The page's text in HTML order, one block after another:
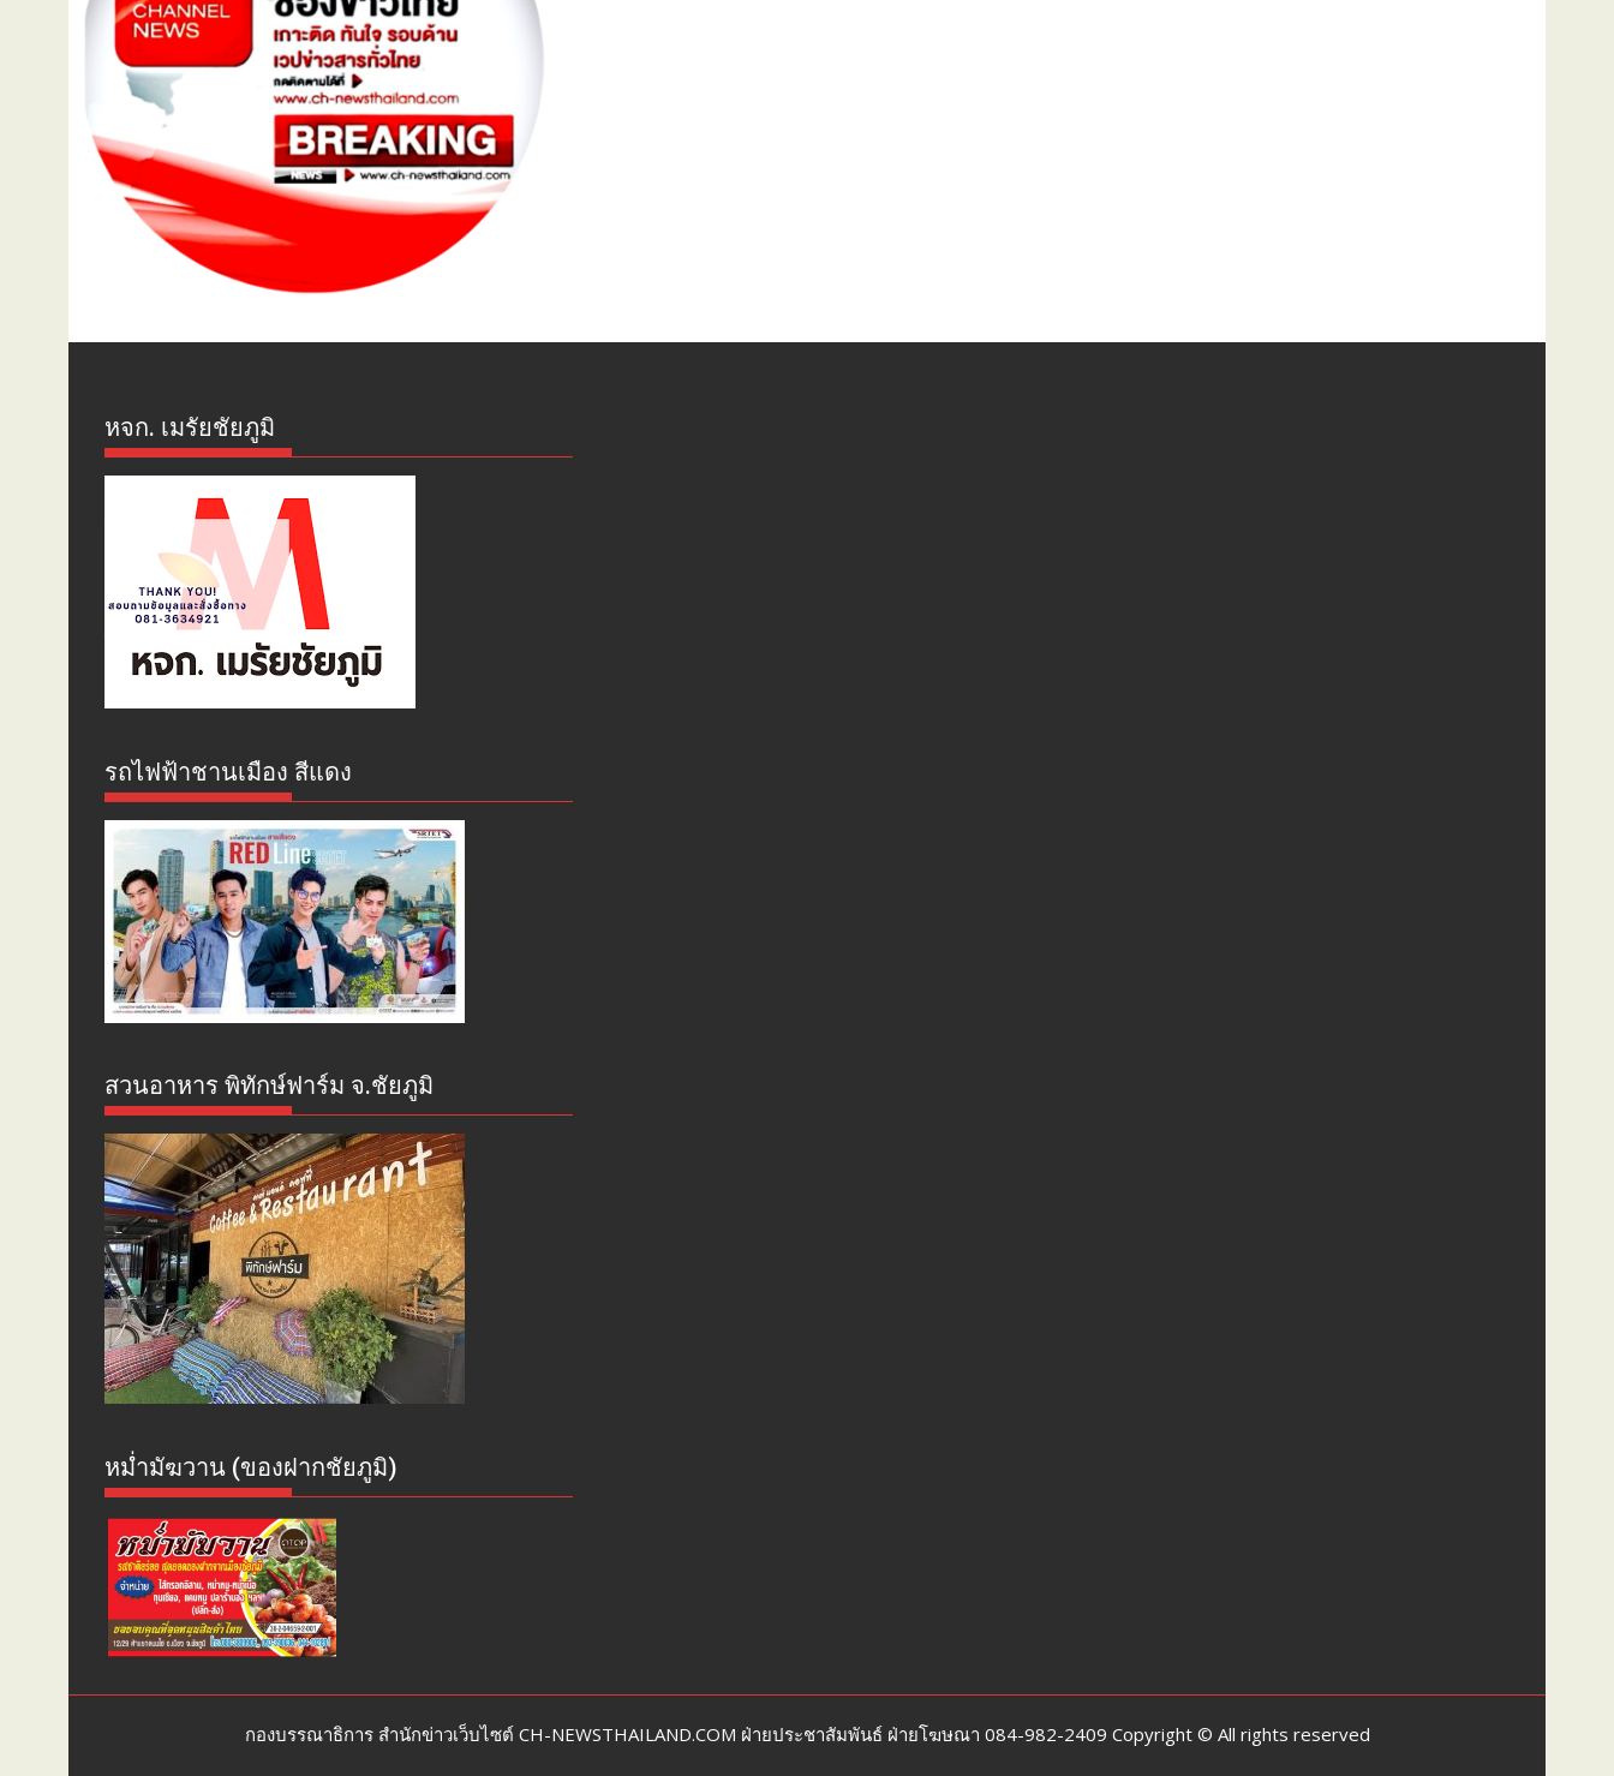
หจก. เมรัยชัยภูมิ
รถไฟฟ้าชานเมือง สีแดง
สวนอาหาร พิทักษ์ฟาร์ม จ.ชัยภูมิ
หม่ำมัฆวาน (ของฝากชัยภูมิ)
กองบรรณาธิการ สำนักข่าวเว็บไซต์ CH-NEWSTHAILAND.COM ฝ่ายประชาสัมพันธ์ ฝ่ายโฆษณา 084-982-2409 Copyright © All rights reserved